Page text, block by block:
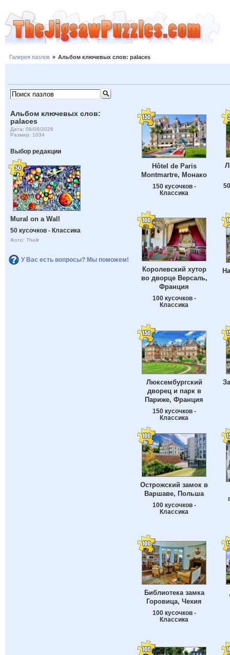
Галерея пазлов » Альбом ключевых слов: palaces
Альбом ключевых слов:
palaces
Дата: 08/08/2026
Размер: 1034
Выбор редакции
Mural on a Wall
50 кусочков - Классика
Фото: Theilr
У Вас есть вопросы? Мы поможем!
Hôtel de Paris
Montmartre, Монако
150 кусочков -
Классика
Королевский хутор
во дворце Версаль,
Франция
100 кусочков -
Классика
Люксембургский
дворец и парк в
Париже, Франция
150 кусочков -
Классика
Острожский замок в
Варшаве, Польша
100 кусочков -
Классика
Библиотека замка
Горовица, Чехия
100 кусочков -
Классика